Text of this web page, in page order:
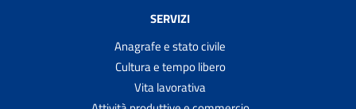
SERVIZI
Anagrafe e stato civile
Cultura e tempo libero
Vita lavorativa